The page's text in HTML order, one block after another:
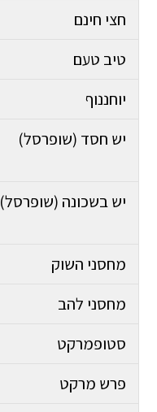
חצי חינם
טיב טעם
יוחננוף
יש חסד (שופרסל)
יש בשכונה (שופרסל)
מחסני השוק
מחסני להב
סטופמרקט
פרש מרקט